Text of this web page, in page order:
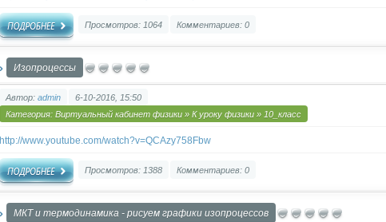
Просмотров: 1064 Комментариев: 0
Изопроцессы
Автор: admin
6-10-2016, 15:50
Категория: Виртуальный кабинет физики » К уроку физики » 10_класс
http://www.youtube.com/watch?v=QCAzy758Fbw
Просмотров: 1388 Комментариев: 0
МКТ и термодинамика - рисуем графики изопроцессов